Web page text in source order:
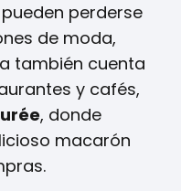
perderse
de moda,
también cuenta
y cafés,
, donde
macarón